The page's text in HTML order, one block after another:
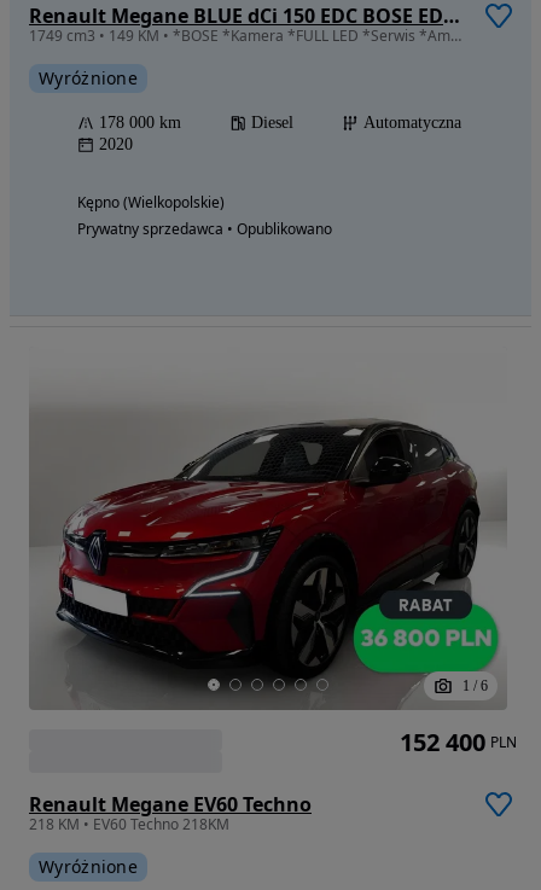
Renault Megane BLUE dCi 150 EDC BOSE EDITION
1749 cm3 • 149 KM • *BOSE *Kamera *FULL LED *Serwis *Ambiente *2 kpl kół
Wyróżnione
178 000 km Diesel
Automatyczna
2020
Kępno (Wielkopolskie)
Prywatny sprzedawca • Opublikowano
1 / 6
Renault Megane EV60 Techno
218 KM • EV60 Techno 218KM
Wyróżnione
152 400 PLN